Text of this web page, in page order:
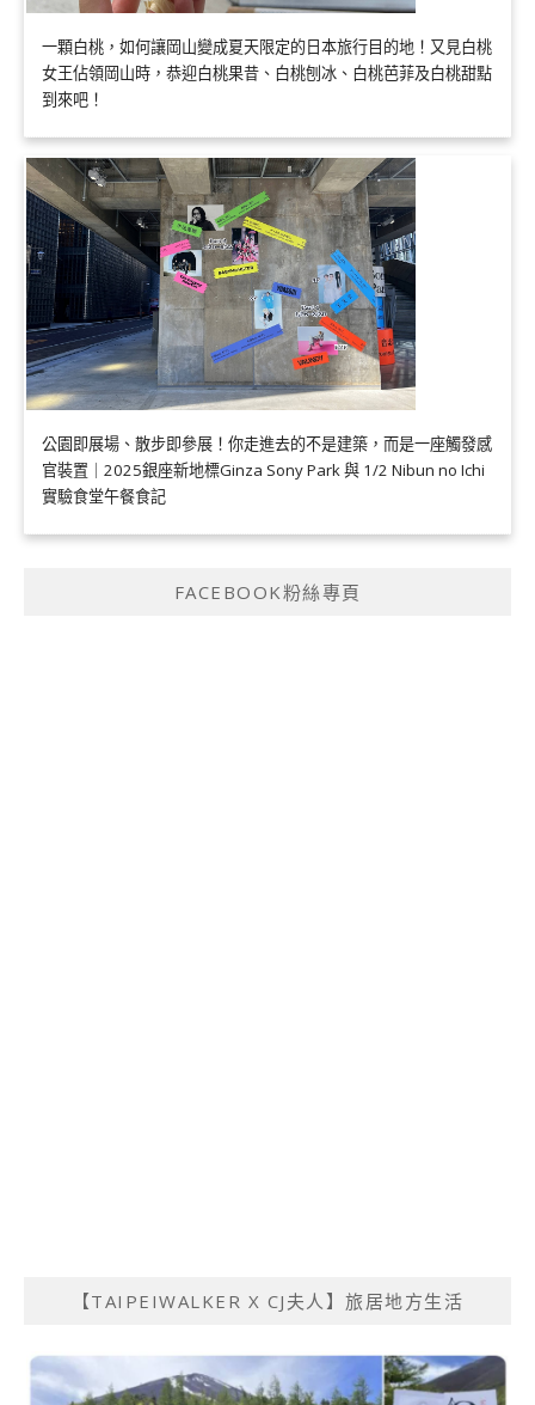
一顆白桃，如何讓岡山變成夏天限定的日本旅行目的地！又見白桃
女王佔領岡山時，恭迎白桃果昔、白桃刨冰、白桃芭菲及白桃甜點
到來吧！
公園即展場、散步即參展！你走進去的不是建築，而是一座觸發感
官裝置｜2025銀座新地標Ginza Sony Park 與 1/2 Nibun no Ichi
實驗食堂午餐食記
FACEBOOK粉絲專頁
【TAIPEIWALKER X CJ夫人】旅居地方生活